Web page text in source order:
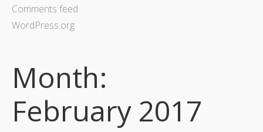
Comments feed
WordPress.org
Month:
February 2017